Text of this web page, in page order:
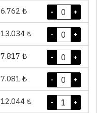
6.762 ₺ +
-
13.034 ₺ +
-
7.817 ₺ +
-
7.081 ₺ +
-
12.044 ₺ +
-